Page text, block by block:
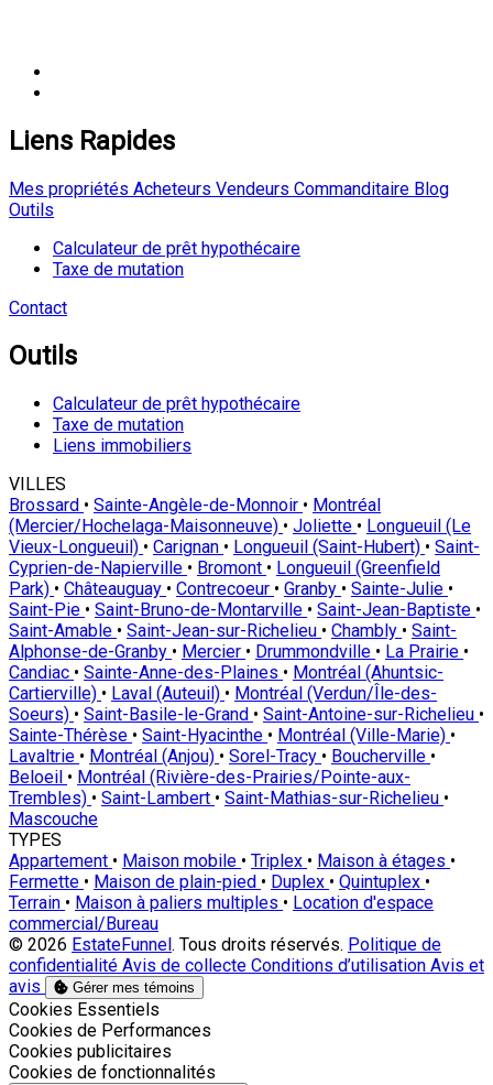
Liens Rapides
Mes propriétés Acheteurs Vendeurs Commanditaire Blog
Outils
Calculateur de prêt hypothécaire
Taxe de mutation
Contact
Outils
Calculateur de prêt hypothécaire
Taxe de mutation
Liens immobiliers
VILLES
Brossard • Sainte-Angèle-de-Monnoir • Montréal
(Mercier/Hochelaga-Maisonneuve) • Joliette • Longueuil (Le
Vieux-Longueuil) • Carignan • Longueuil (Saint-Hubert) • Saint-
Cyprien-de-Napierville • Bromont • Longueuil (Greenfield
Park) • Châteauguay • Contrecoeur • Granby • Sainte-Julie •
Saint-Pie • Saint-Bruno-de-Montarville • Saint-Jean-Baptiste •
Saint-Amable • Saint-Jean-sur-Richelieu • Chambly • Saint-
Alphonse-de-Granby • Mercier • Drummondville • La Prairie •
Candiac • Sainte-Anne-des-Plaines • Montréal (Ahuntsic-
Cartierville) • Laval (Auteuil) • Montréal (Verdun/Île-des-
Soeurs) • Saint-Basile-le-Grand • Saint-Antoine-sur-Richelieu •
Sainte-Thérèse • Saint-Hyacinthe • Montréal (Ville-Marie) •
Lavaltrie • Montréal (Anjou) • Sorel-Tracy • Boucherville •
Beloeil • Montréal (Rivière-des-Prairies/Pointe-aux-
Trembles) • Saint-Lambert • Saint-Mathias-sur-Richelieu •
Mascouche
TYPES
Appartement • Maison mobile • Triplex • Maison à étages •
Fermette • Maison de plain-pied • Duplex • Quintuplex •
Terrain • Maison à paliers multiples • Location d'espace
commercial/Bureau
© 2026 EstateFunnel. Tous droits réservés. Politique de
confidentialité Avis de collecte Conditions d’utilisation Avis et
avis
Gérer mes témoins
Activer
Cookies Essentiels
Activer
Cookies de Performances
Activer
Cookies publicitaires
Activer
Cookies de fonctionnalités